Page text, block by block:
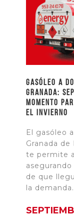
Gasóleo a
Granada:
momento
el invierno
El gasóleo
Granada
te permite
de que
la demanda.